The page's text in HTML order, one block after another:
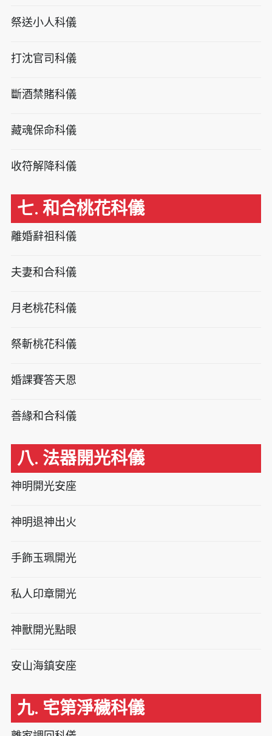
祭送小人科儀
打沈官司科儀
斷酒禁賭科儀
藏魂保命科儀
收符解降科儀
七. 和合桃花科儀
離婚辭祖科儀
夫妻和合科儀
月老桃花科儀
祭斬桃花科儀
婚課賽答天恩
善緣和合科儀
八. 法器開光科儀
神明開光安座
神明退神出火
手飾玉珮開光
私人印章開光
神獸開光點眼
安山海鎮安座
九. 宅第淨穢科儀